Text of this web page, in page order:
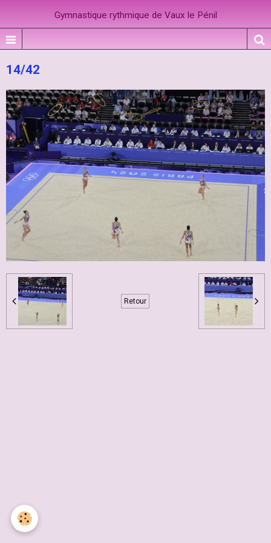
Gymnastique rythmique de Vaux le Pénil
14/42
Retour